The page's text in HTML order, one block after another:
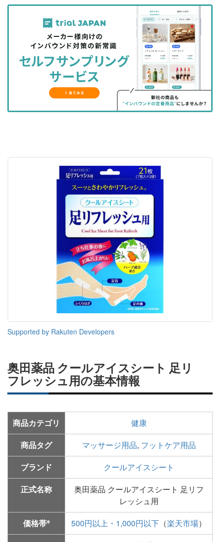
記
を
シ
ェ
る
記
事
を
シ
ェ
ア
す
る
な
ッ
ク
マ
に
記
事
を
購
読
す
る
マ
ガ
登
録
す
る
Supported by Rakuten Developers
奥田薬品 クールアイスシート 足リ
フレッシュ用の基本情報
商品カテゴリ
健康
商品タグ
マッサージ用品, フットケア用品
ブランド
クールアイスシート
正式名称
奥田薬品 クールアイスシート 足リフ
レッシュ用
価格帯※ 500円以上・1,000円以下 （楽天市場）